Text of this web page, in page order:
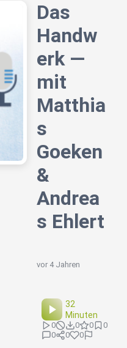
Das
Handw
erk —
mit
Matthia
s
Goeken
&
Andrea
s Ehlert
vor 4 Jahren
32
Minuten
0 0 0
0
0
0 0